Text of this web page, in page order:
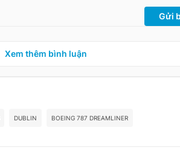
Gửi
Xem thêm bình luận
DUBLIN BOEING 787 DREAMLINER